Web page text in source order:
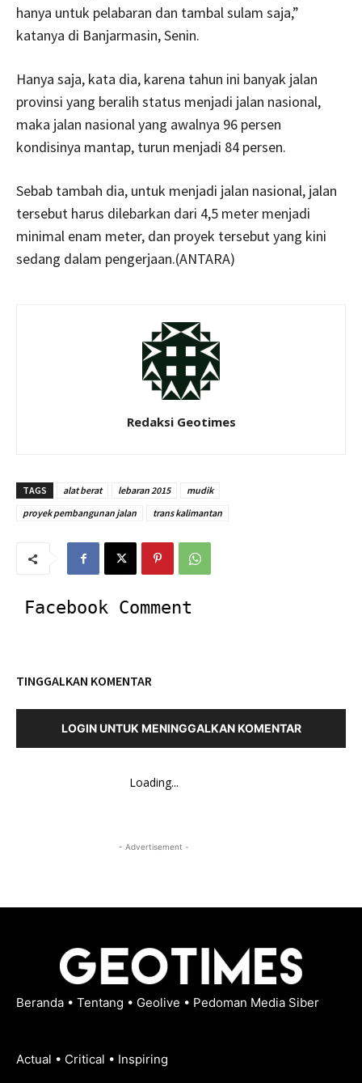
hanya untuk pelabaran dan tambal sulam saja,”
katanya di Banjarmasin, Senin.
Hanya saja, kata dia, karena tahun ini banyak jalan
provinsi yang beralih status menjadi jalan nasional,
maka jalan nasional yang awalnya 96 persen
kondisinya mantap, turun menjadi 84 persen.
Sebab tambah dia, untuk menjadi jalan nasional, jalan
tersebut harus dilebarkan dari 4,5 meter menjadi
minimal enam meter, dan proyek tersebut yang kini
sedang dalam pengerjaan.(ANTARA)
Redaksi Geotimes
TAGS alat berat lebaran 2015
mudik
proyek pembangunan jalan
trans kalimantan
Facebook Comment
TINGGALKAN KOMENTAR
LOGIN UNTUK MENINGGALKAN KOMENTAR
Loading...
- Advertisement -
Beranda • Tentang • Geolive • Pedoman Media Siber
Actual • Critical • Inspiring